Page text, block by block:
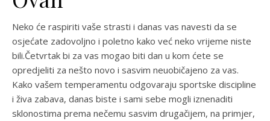
Neko će raspiriti vaše strasti i danas vas navesti da se
osjećate zadovoljno i poletno kako već neko vrijeme niste
bili.Četvrtak bi za vas mogao biti dan u kom ćete se
opredjeliti za nešto novo i sasvim neuobičajeno za vas.
Kako vašem temperamentu odgovaraju sportske discipline
i živa zabava, danas biste i sami sebe mogli iznenaditi
sklonostima prema nečemu sasvim drugačijem, na primjer,